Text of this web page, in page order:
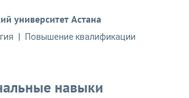
университет Астана
Повышение квалификации
навыки